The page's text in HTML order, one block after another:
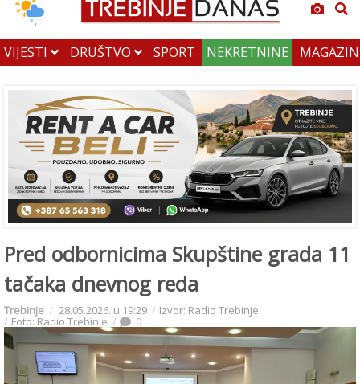
VIJESTI DRUŠTVO SPORT NEKRETNINE
Pred odbornicima Skupštine grada 11
tačaka dnevnog reda
Trebinje 28.05.2026. u 19:29 Izvor: Radio Trebinje
Foto: Radio Trebinje 0